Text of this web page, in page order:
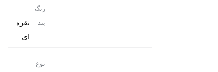
رنگ
بند
نقره
ای
نوع